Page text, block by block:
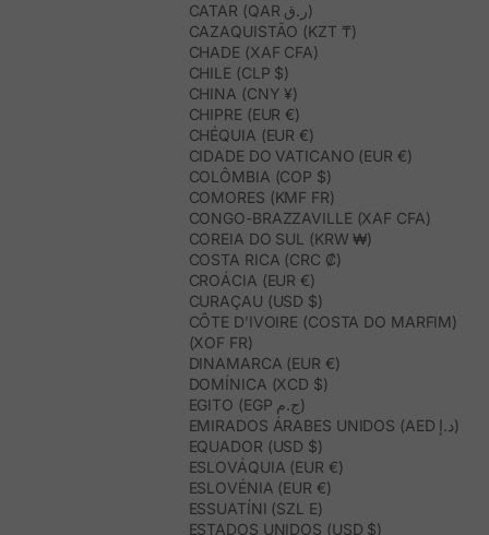
CATAR (QAR ر.ق)
CAZAQUISTÃO (KZT ₸)
CHADE (XAF CFA)
CHILE (CLP $)
CHINA (CNY ¥)
CHIPRE (EUR €)
CHÉQUIA (EUR €)
CIDADE DO VATICANO (EUR €)
COLÔMBIA (COP $)
COMORES (KMF FR)
CONGO-BRAZZAVILLE (XAF CFA)
COREIA DO SUL (KRW ₩)
COSTA RICA (CRC ₡)
CROÁCIA (EUR €)
CURAÇAU (USD $)
CÔTE D’IVOIRE (COSTA DO MARFIM)
(XOF FR)
DINAMARCA (EUR €)
DOMÍNICA (XCD $)
EGITO (EGP ج.م)
EMIRADOS ÁRABES UNIDOS (AED د.إ)
EQUADOR (USD $)
ESLOVÁQUIA (EUR €)
ESLOVÉNIA (EUR €)
ESSUATÍNI (SZL E)
ESTADOS UNIDOS (USD $)